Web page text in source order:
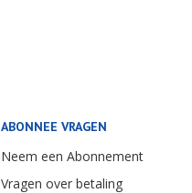
ABONNEE VRAGEN
Neem een Abonnement
Vragen over betaling